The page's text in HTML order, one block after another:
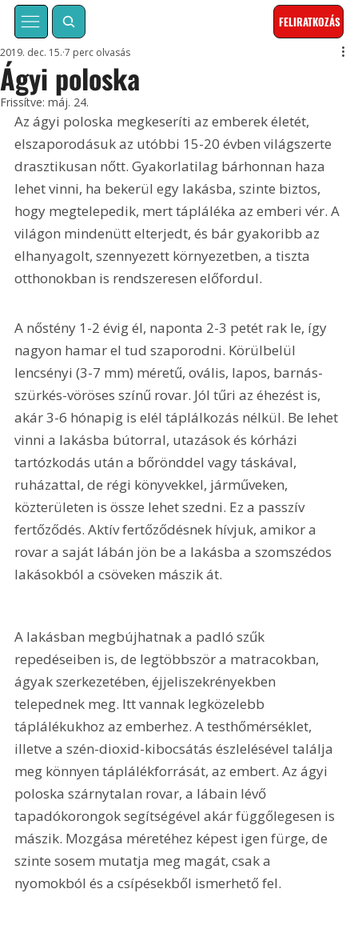
FELIRATKOZÁS
Ágyi poloska
2019. dec. 15. 7 perc olvasás
Frissítve:máj. 24.
Az ágyi poloska megkeseríti az emberek életét,
elszaporodásuk az utóbbi 15-20 évben világszerte
drasztikusan nőtt. Gyakorlatilag bárhonnan haza
lehet vinni, ha bekerül egy lakásba, szinte biztos,
hogy megtelepedik, mert tápláléka az emberi vér. A
világon mindenütt elterjedt, és bár gyakoribb az
elhanyagolt, szennyezett környezetben, a tiszta
otthonokban is rendszeresen előfordul.
A nőstény 1-2 évig él, naponta 2-3 petét rak le, így
nagyon hamar el tud szaporodni. Körülbelül
lencsényi (3-7 mm) méretű, ovális, lapos, barnás-
szürkés-vöröses színű rovar. Jól tűri az éhezést is,
akár 3-6 hónapig is elél táplálkozás nélkül. Be lehet
vinni a lakásba bútorral, utazások és kórházi
tartózkodás után a bőrönddel vagy táskával,
ruházattal, de régi könyvekkel, járműveken,
közterületen is össze lehet szedni. Ez a passzív
fertőződés. Aktív fertőződésnek hívjuk, amikor a
rovar a saját lábán jön be a lakásba a szomszédos
lakásokból a csöveken mászik át.
A lakásban megbújhatnak a padló szűk
repedéseiben is, de legtöbbször a matracokban,
ágyak szerkezetében, éjjeliszekrényekben
telepednek meg. Itt vannak legközelebb
táplálékukhoz az emberhez. A testhőmérséklet,
illetve a szén-dioxid-kibocsátás észlelésével találja
meg könnyen táplálékforrását, az embert. Az ágyi
poloska szárnytalan rovar, a lábain lévő
tapadókorongok segítségével akár függőlegesen is
mászik. Mozgása méretéhez képest igen fürge, de
szinte sosem mutatja meg magát, csak a
nyomokból és a csípésekből ismerhető fel.